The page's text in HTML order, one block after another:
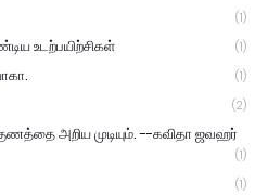
(1)
உடற்பயிற்சிகள் (1)
(1)
(2)
அறிய முடியும். --கவிதா ஜவஹர்
(1)
(1)